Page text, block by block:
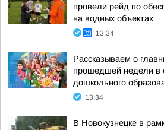
провели рейд по
на водных объектах
13:34
Рассказываем о
прошедшей недели в
дошкольного
13:34
В Новокузнецке в